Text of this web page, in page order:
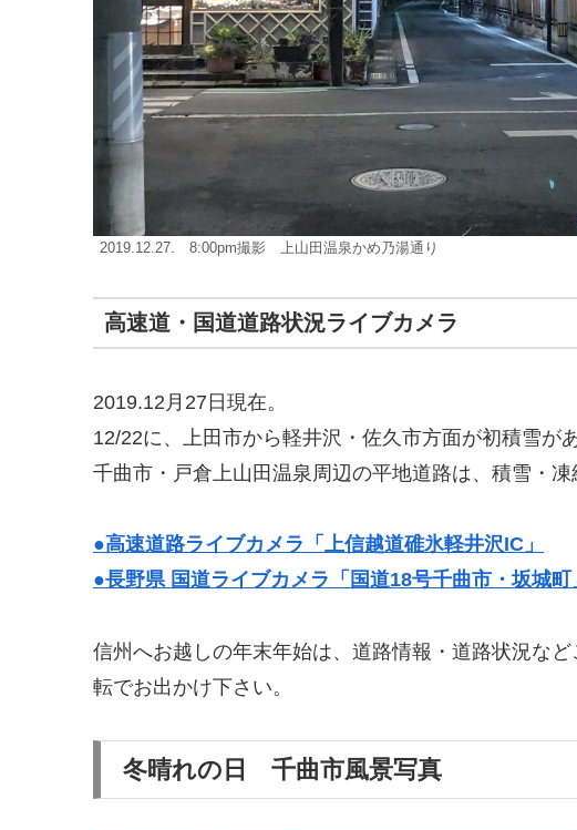
2019.12.27. 8:00pm撮影 上山田温泉かめ乃湯通り
高速道・国道道路状況ライブカメラ
2019.12月27日現在。
12/22に、上田市から軽井沢・佐久市方面が初積雪が
千曲市・戸倉上山田温泉周辺の平地道路は、積雪・凍
●高速道路ライブカメラ「上信越道碓氷軽井沢IC」
●長野県 国道ライブカメラ「国道18号千曲市・坂城町
信州へお越しの年末年始は、道路情報・道路状況な
転でお出かけ下さい。
冬晴れの日 千曲市風景写真